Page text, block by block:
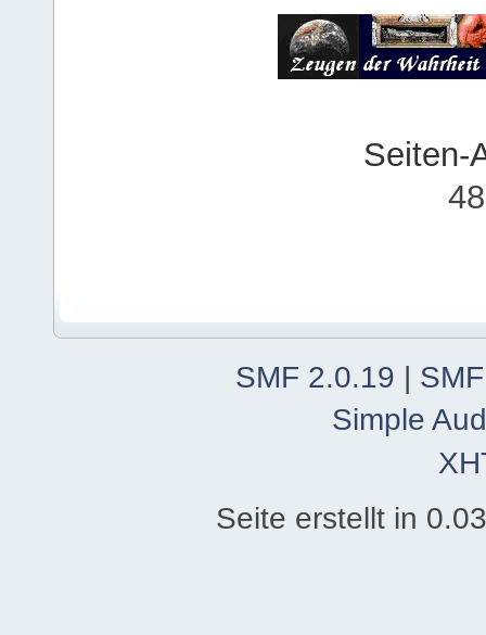
Seiten-
SMF 2.0.19
Simple
Seite erstellt in